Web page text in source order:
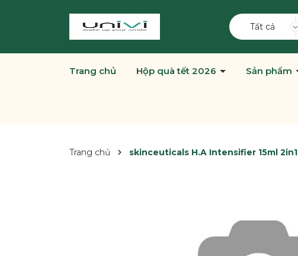
Tất cả
Trang chủ Hộp quà tết 2026 Sản phẩm
Trang chủ skinceuticals H.A Intensifier 15ml 2in1